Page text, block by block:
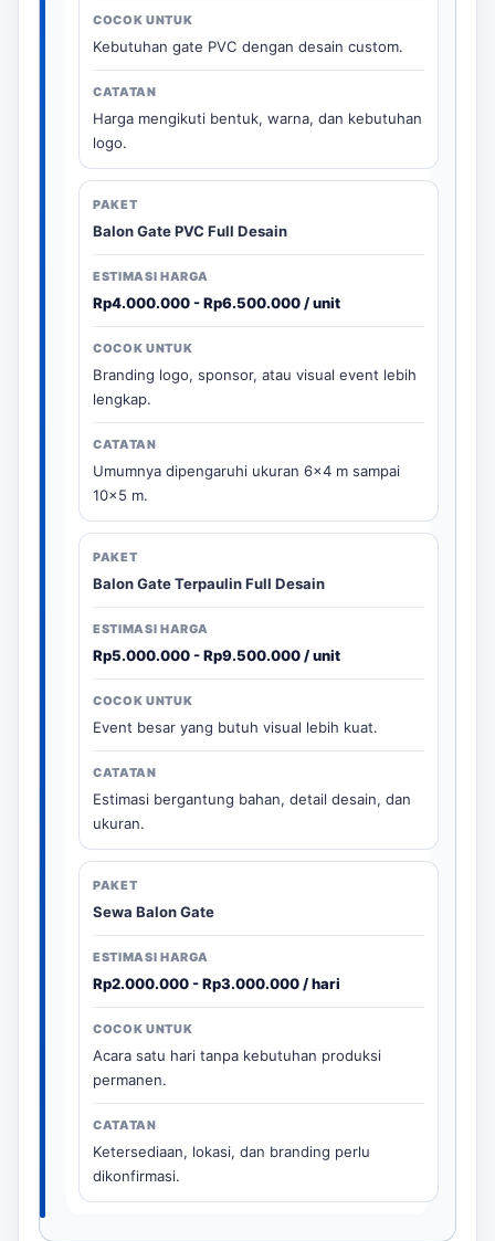
Kebutuhan gate PVC dengan desain custom.
Harga mengikuti bentuk, warna, dan kebutuhan
logo.
Balon Gate PVC Full Desain
Rp4.000.000 - Rp6.500.000 / unit
Branding logo, sponsor, atau visual event lebih
lengkap.
Umumnya dipengaruhi ukuran 6x4 m sampai
10x5 m.
Balon Gate Terpaulin Full Desain
Rp5.000.000 - Rp9.500.000 / unit
Event besar yang butuh visual lebih kuat.
Estimasi bergantung bahan, detail desain, dan
ukuran.
Sewa Balon Gate
Rp2.000.000 - Rp3.000.000 / hari
Acara satu hari tanpa kebutuhan produksi
permanen.
Ketersediaan, lokasi, dan branding perlu
dikonfirmasi.